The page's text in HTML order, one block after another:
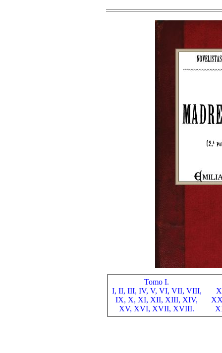
Tomo I.
I, II, III, IV, V, VI, VII, VIII,
IX, X, XI, XII, XIII, XIV,
XV, XVI, XVII, XVIII.